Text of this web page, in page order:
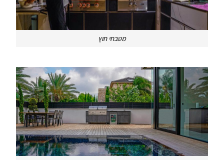
מטבחי חוץ